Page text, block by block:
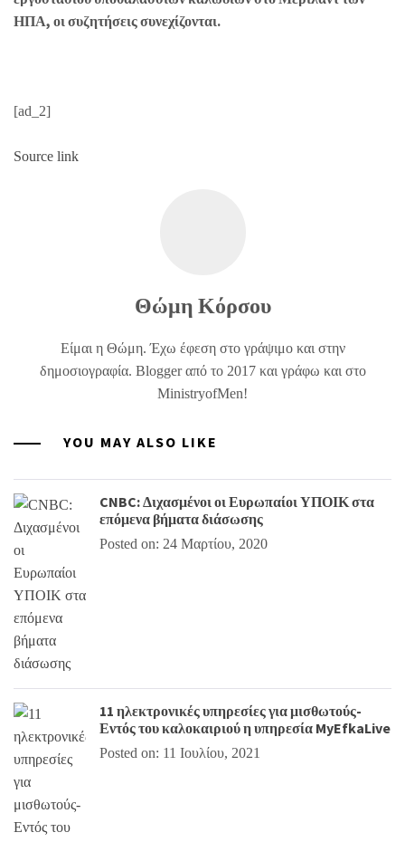
ΗΠΑ, οι συζητήσεις συνεχίζονται.
[ad_2]
Source link
Θώμη Κόρσου
Είμαι η Θώμη. Έχω έφεση στο γράψιμο και στην
δημοσιογραφία. Blogger από το 2017 και γράφω και στο
MinistryofMen!
YOU MAY ALSO LIKE
CNBC: Διχασμένοι οι Ευρωπαίοι ΥΠΟΙΚ στα
επόμενα βήματα διάσωσης
Posted on: 24 Μαρτίου, 2020
11 ηλεκτρονικές υπηρεσίες για μισθωτούς-
Εντός του καλοκαιριού η υπηρεσία MyEfkaLive
Posted on: 11 Ιουλίου, 2021